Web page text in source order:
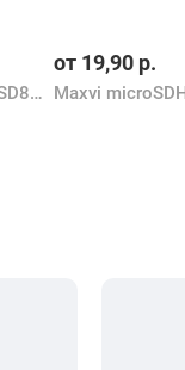
Maxvi microSDHC 8GB MSD8GBC10V10 (с адаптером)
от 19,90 р.